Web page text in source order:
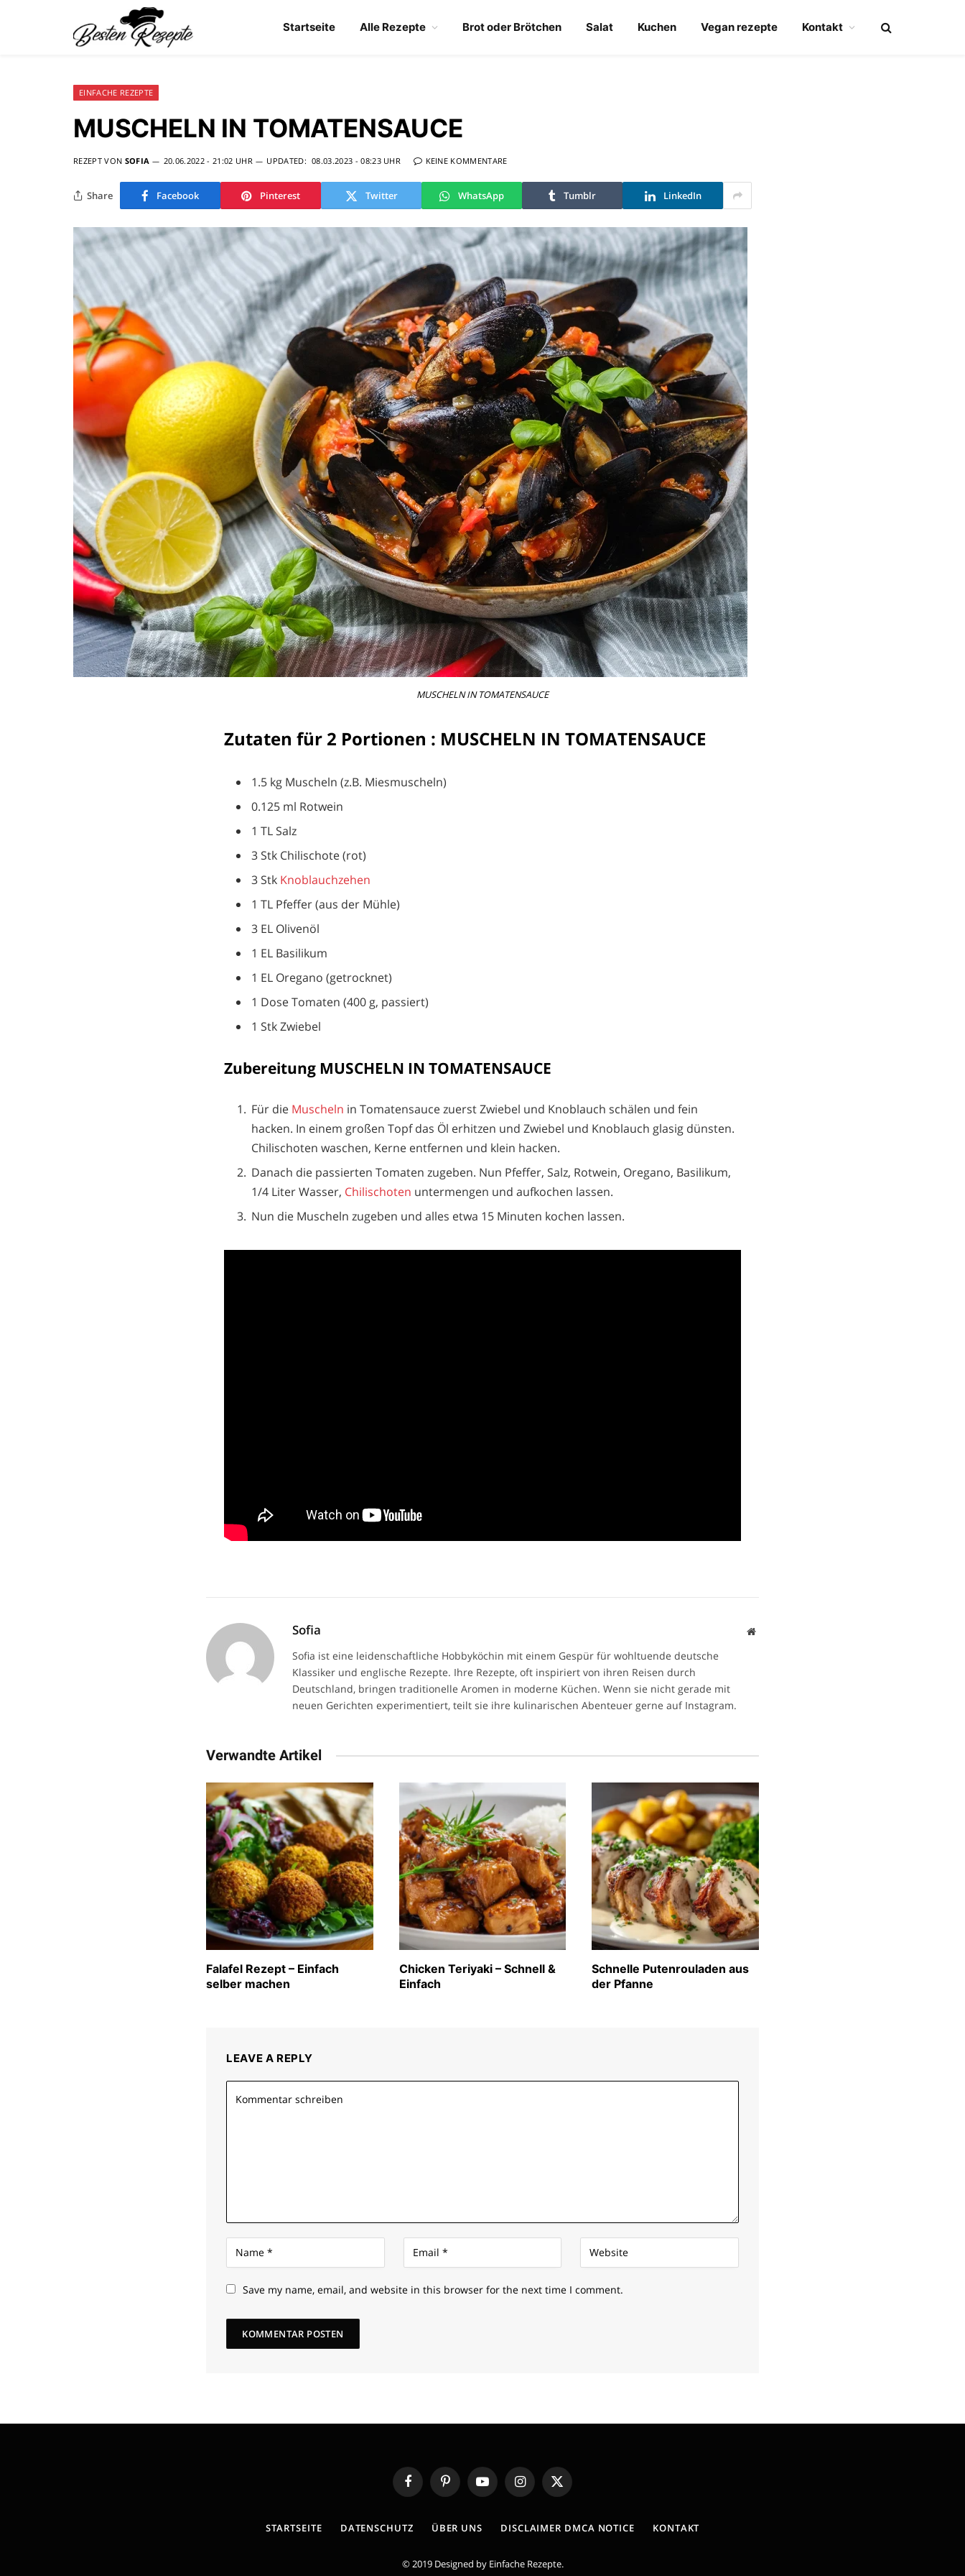
Startseite Alle Rezepte Brot oder Brötchen Salat Kuchen Vegan rezepte Kontakt
EINFACHE REZEPTE
MUSCHELN IN TOMATENSAUCE
REZEPT VON SOFIA 20.06.2022 - 21:02 UHR UPDATED: 08.03.2023 - 08:23 UHR KEINE KOMMENTARE
Share Facebook Pinterest Twitter WhatsApp Tumblr LinkedIn
MUSCHELN IN TOMATENSAUCE
Zutaten für 2 Portionen : MUSCHELN IN TOMATENSAUCE
1.5 kg Muscheln (z.B. Miesmuscheln)
0.125 ml Rotwein
1 TL Salz
3 Stk Chilischote (rot)
3 Stk Knoblauchzehen
1 TL Pfeffer (aus der Mühle)
3 EL Olivenöl
1 EL Basilikum
1 EL Oregano (getrocknet)
1 Dose Tomaten (400 g, passiert)
1 Stk Zwiebel
Zubereitung MUSCHELN IN TOMATENSAUCE
Für die Muscheln in Tomatensauce zuerst Zwiebel und Knoblauch schälen und fein
hacken. In einem großen Topf das Öl erhitzen und Zwiebel und Knoblauch glasig dünsten.
Chilischoten waschen, Kerne entfernen und klein hacken.
Danach die passierten Tomaten zugeben. Nun Pfeffer, Salz, Rotwein, Oregano, Basilikum,
1/4 Liter Wasser, Chilischoten untermengen und aufkochen lassen.
Nun die Muscheln zugeben und alles etwa 15 Minuten kochen lassen.
Sofia Website
Sofia ist eine leidenschaftliche Hobbyköchin mit einem Gespür für wohltuende deutsche
Klassiker und englische Rezepte. Ihre Rezepte, oft inspiriert von ihren Reisen durch
Deutschland, bringen traditionelle Aromen in moderne Küchen. Wenn sie nicht gerade mit
neuen Gerichten experimentiert, teilt sie ihre kulinarischen Abenteuer gerne auf Instagram.
Verwandte Artikel
Falafel Rezept – Einfach
selber machen
Chicken Teriyaki – Schnell &
Einfach
Schnelle Putenrouladen aus
der Pfanne
LEAVE A REPLY
Save my name, email, and website in this browser for the next time I comment.
FacebookPinterestYouTubeInstagram
X
(Twitter)
STARTSEITE DATENSCHUTZ ÜBER UNS DISCLAIMER DMCA NOTICE KONTAKT
© 2019 Designed by Einfache Rezepte.